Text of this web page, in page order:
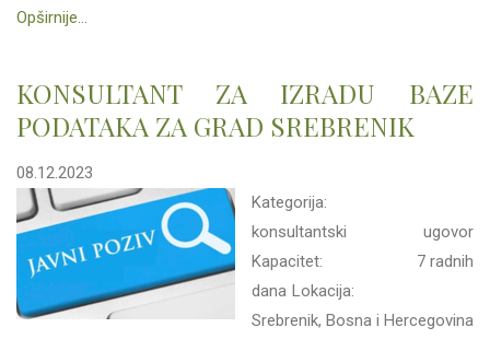
Opširnije...
KONSULTANT ZA IZRADU BAZE
PODATAKA ZA GRAD SREBRENIK
08.12.2023
Kategorija:
konsultantski ugovor
Kapacitet: 7 radnih
dana Lokacija:
Srebrenik, Bosna i Hercegovina